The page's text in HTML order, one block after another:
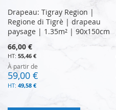
Drapeau: Tigray Region |
Regione di Tigrè | drapeau
paysage | 1.35m² | 90x150cm
66,00 €
55,46 €
À partir de
59,00 €
49,58 €